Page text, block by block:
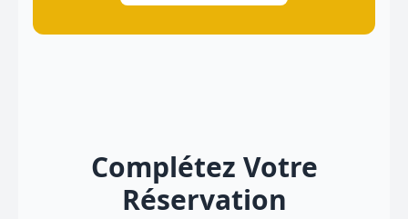
Complétez Votre
Réservation